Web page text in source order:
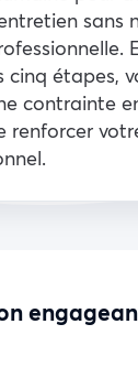
sans
étapes,
contrainte
renforcer